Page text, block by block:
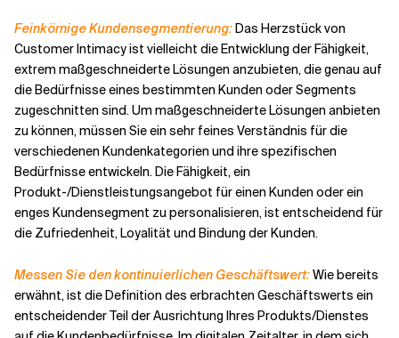
Feinkörnige Kundensegmentierung:Das Herzstück von
Customer Intimacy ist vielleicht die Entwicklung der Fähigkeit,
extrem maßgeschneiderte Lösungen anzubieten, die genau auf
die Bedürfnisse eines bestimmten Kunden oder Segments
zugeschnitten sind. Um maßgeschneiderte Lösungen anbieten
zu können, müssen Sie ein sehr feines Verständnis für die
verschiedenen Kundenkategorien und ihre spezifischen
Bedürfnisse entwickeln. Die Fähigkeit, ein
Produkt-/Dienstleistungsangebot für einen Kunden oder ein
enges Kundensegment zu personalisieren, ist entscheidend für
die Zufriedenheit, Loyalität und Bindung der Kunden.
Messen Sie den kontinuierlichen Geschäftswert:Wie bereits
erwähnt, ist die Definition des erbrachten Geschäftswerts ein
entscheidender Teil der Ausrichtung Ihres Produkts/Dienstes